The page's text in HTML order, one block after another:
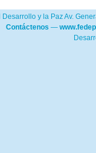
y la Paz Av.
Contáctenos —